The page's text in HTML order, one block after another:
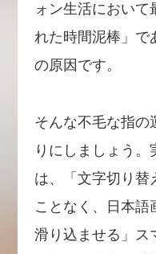
ォン生活において
れた時間泥棒」で
の原因です。
そんな不毛な指の
りにしましょう
は、「文字切り替
ことなく、日本語
滑り込ませる」ス